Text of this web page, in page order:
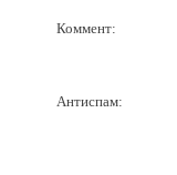
Коммент:
Антиспам: